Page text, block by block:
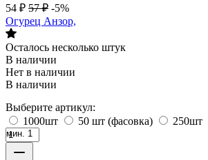
54 ₽ 57 ₽ -5%
Огурец Анзор,
Осталось несколько штук
В наличии
Нет в наличии
В наличии
Выберите артикул:
1000шт
50 шт (фасовка) 250шт
мин. 1